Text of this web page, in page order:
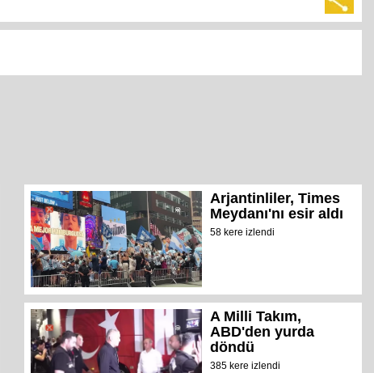
Arjantinliler, Times
Meydanı'nı esir aldı
58 kere izlendi
A Milli Takım,
ABD'den yurda
döndü
385 kere izlendi